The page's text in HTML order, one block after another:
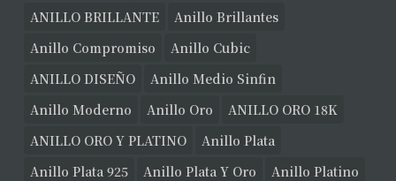
ANILLO BRILLANTE
Anillo Brillantes
Anillo Compromiso
Anillo Cubic
ANILLO DISEÑO
Anillo Medio Sinfin
Anillo Moderno
Anillo Oro
ANILLO ORO 18K
ANILLO ORO Y PLATINO
Anillo Plata
Anillo Plata 925
Anillo Plata Y Oro
Anillo Platino